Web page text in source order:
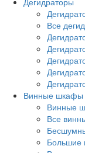
Все
Винные шкафы
Винные
Все
Большие